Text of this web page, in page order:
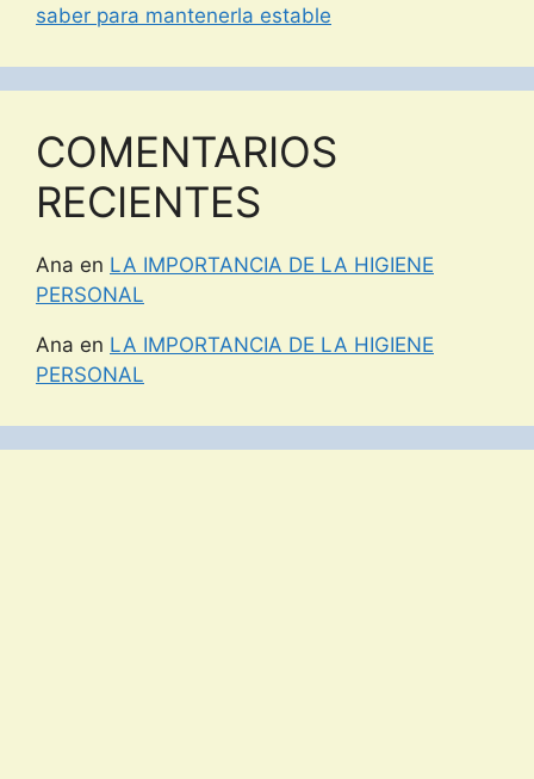
saber para mantenerla estable
COMENTARIOS
RECIENTES
Ana en LA IMPORTANCIA DE LA HIGIENE
PERSONAL
Ana en LA IMPORTANCIA DE LA HIGIENE
PERSONAL